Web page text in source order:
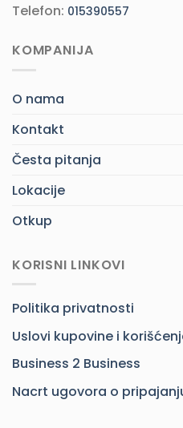
Telefon: 015390557
KOMPANIJA
O nama
Kontakt
Česta pitanja
Lokacije
Otkup
KORISNI LINKOVI
Politika privatnosti
Uslovi kupovine i
Business 2 Business
Nacrt ugovora o